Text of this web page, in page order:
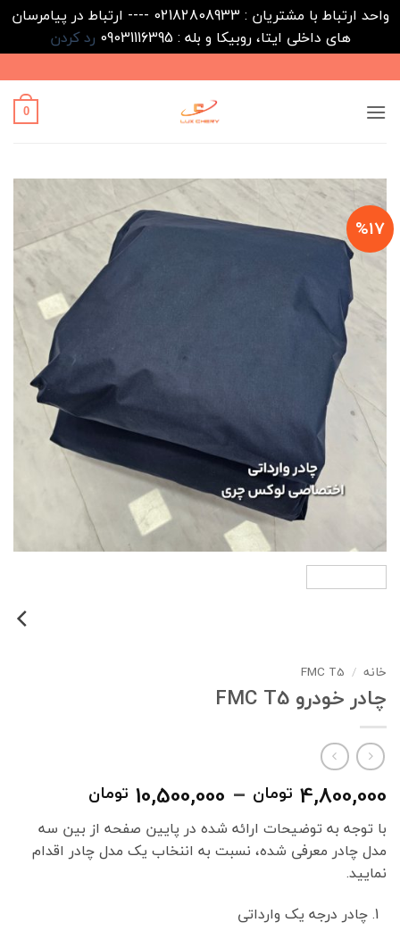
واحد ارتباط با مشتریان : 02182808933 ---- ارتباط در پیامرسان
های داخلی ایتا، روبیکا و بله : 09031116395
رد کردن
to
content
0
%17
خانه /
FMC T5
چادر خودرو FMC T5
4,800,000 تومان –
10,500,000 تومان
قیمت:
تا
با توجه به توضیحات ارائه شده در پایین صفحه از بین سه
مدل چادر معرفی شده، نسبت به اننخاب یک مدل چادر اقدام
نمایید.
چادر درجه یک وارداتی